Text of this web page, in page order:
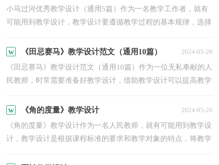
小马过河优秀教学设计（通用5篇）作为一名教学工作者，就有
可能用到教学设计，教学设计要遵循教学过程的基本规律，选择
问题...《田忌赛马》教学设计范文（通用10篇） 2024-05-26
《田忌赛马》教学设计范文（通用10篇）作为一位无私奉献的人
民教师，时常需要准备好教学设计，借助教学设计可以提高教学
以下...《角的度量》教学设计 2024-05-26
《角的度量》教学设计作为一名人民教师，就有可能用到教学设
计，教学设计是根据课程标准的要求和教学对象的特点，将教学